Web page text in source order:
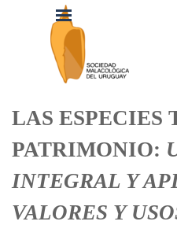
Vaya al ContenidoSaltar menú
LAS ESPECIES
PATRIMONIO:
INTEGRAL Y
VALORES Y